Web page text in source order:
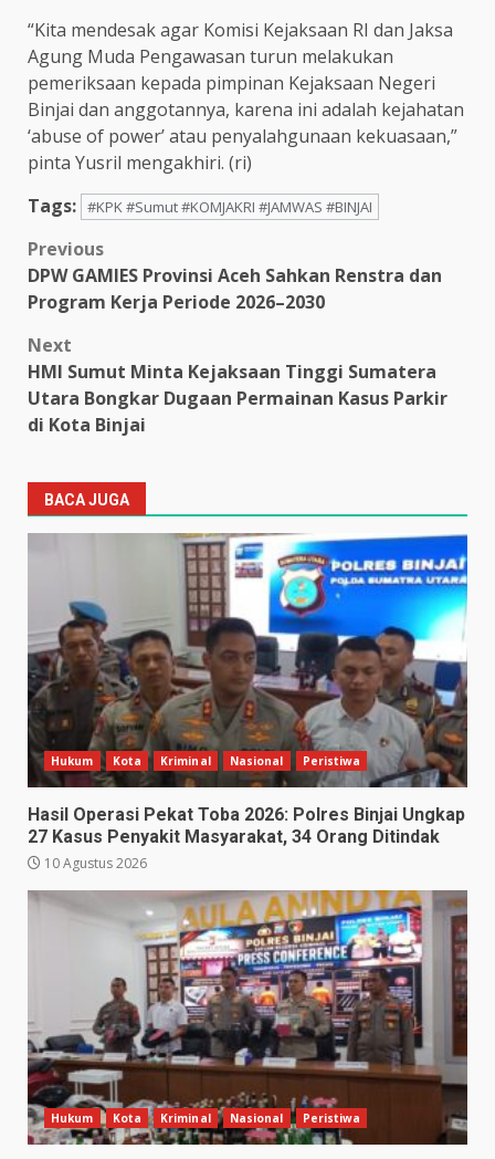
“Kita mendesak agar Komisi Kejaksaan RI dan Jaksa
Agung Muda Pengawasan turun melakukan
pemeriksaan kepada pimpinan Kejaksaan Negeri
Binjai dan anggotannya, karena ini adalah kejahatan
‘abuse of power’ atau penyalahgunaan kekuasaan,”
pinta Yusril mengakhiri. (ri)
Tags: #KPK #Sumut #KOMJAKRI #JAMWAS #BINJAI
Post
navigation
Previous
DPW GAMIES Provinsi Aceh Sahkan Renstra dan
Program Kerja Periode 2026–2030
Next
HMI Sumut Minta Kejaksaan Tinggi Sumatera
Utara Bongkar Dugaan Permainan Kasus Parkir
di Kota Binjai
BACA JUGA
Hukum Kota Kriminal Nasional Peristiwa
Hasil Operasi Pekat Toba 2026: Polres Binjai Ungkap
27 Kasus Penyakit Masyarakat, 34 Orang Ditindak
10 Agustus 2026
Hukum Kota Kriminal Nasional Peristiwa